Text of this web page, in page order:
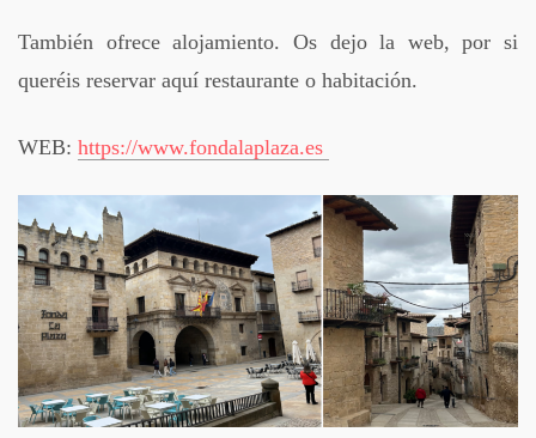
También ofrece alojamiento. Os dejo la web, por si
queréis reservar aquí restaurante o habitación.
WEB: https://www.fondalaplaza.es